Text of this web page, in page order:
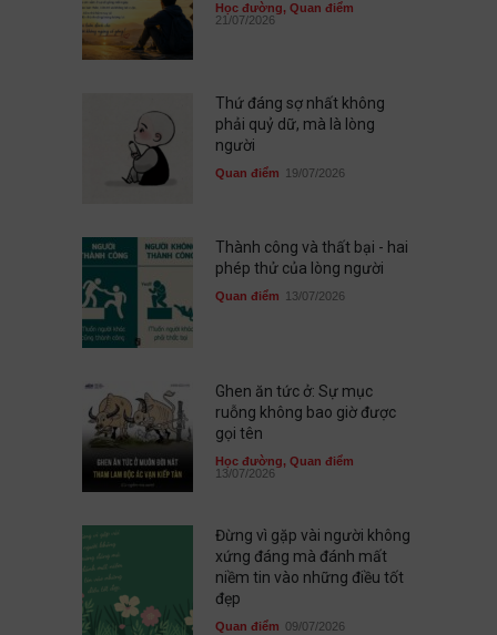
Học đường, Quan điểm
21/07/2026
Thứ đáng sợ nhất không
phải quỷ dữ, mà là lòng
người
Quan điểm 19/07/2026
Thành công và thất bại - hai
phép thử của lòng người
Quan điểm 13/07/2026
Ghen ăn tức ở: Sự mục
ruỗng không bao giờ được
gọi tên
Học đường, Quan điểm
13/07/2026
Đừng vì gặp vài người không
xứng đáng mà đánh mất
niềm tin vào những điều tốt
đẹp
Quan điểm 09/07/2026